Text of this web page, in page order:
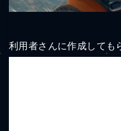
利用者さんに作成しても